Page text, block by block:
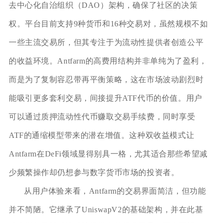
去中心化自治组织（DAO）架构，确保了社区的决策
权。平台目前支持9种货币和16种交易对，虽然规模不如
一些主流交易所，但其专注于为流动性提供者创造公平
的收益环境。Antfarm的高费用结构并非单纯为了盈利，
而是为了复制容忍带再平衡策略，这在市场波动剧烈时
能吸引更多套利交易，间接提升ATF代币的价值。用户
可以通过质押流动性代币赚取交易手续费，同时享受
ATF的通缩模型带来的潜在增值。这种双收益模式让
Antfarm在DeFi领域显得别具一格，尤其适合那些希望减
少频繁操作却仍想参与数字货币市场的投资者。
从用户体验来看，Antfarm的交易界面简洁，但功能
并不简陋。它继承了UniswapV2的基础架构，并在此基